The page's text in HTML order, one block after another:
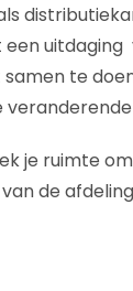
een
te
je ruimte
de